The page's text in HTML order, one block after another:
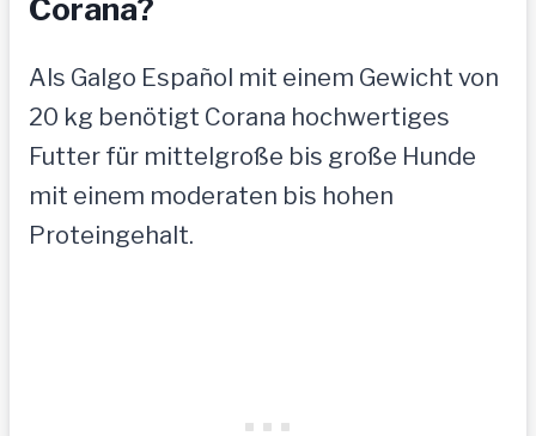
Corana?
Als Galgo Español mit einem Gewicht von
20 kg benötigt Corana hochwertiges
Futter für mittelgroße bis große Hunde
mit einem moderaten bis hohen
Proteingehalt.